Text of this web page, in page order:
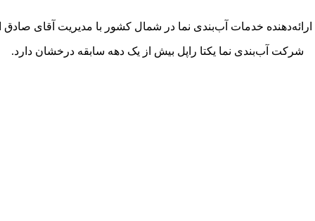
خدمات آب‌بندی نما در شمال کشور با مدیریت آقای
شرکت آب‌بندی نما یکتا راپل بیش از یک دهه سابقه درخشان دارد.